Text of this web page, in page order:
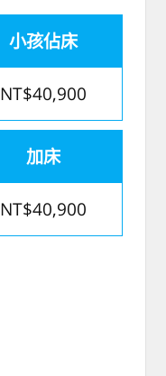
小孩佔床
NT$40,900
加床
NT$40,900